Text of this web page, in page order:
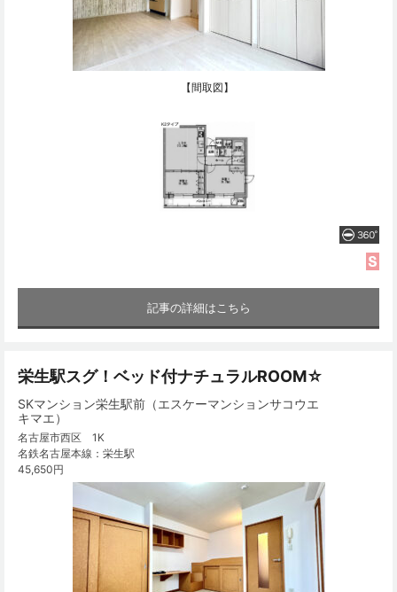
【間取図】
記事の詳細はこちら
栄生駅スグ！ベッド付ナチュラルROOM☆
SKマンション栄生駅前（エスケーマンションサコウエ
キマエ）
名古屋市西区 1K
名鉄名古屋本線：栄生駅
45,650円